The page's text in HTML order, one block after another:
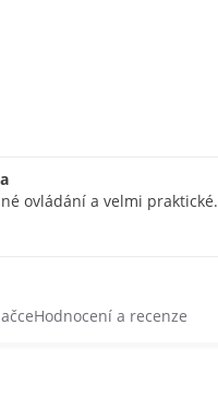
ovládání a velmi praktické.
Hodnocení a recenze